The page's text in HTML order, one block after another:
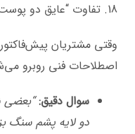
18. تفاوت “عایق دو پوست” با “تک لایه” در چیست؟
وقتی مشتریان
اصطلاحات فنی روبرو
سوال دقیق:“بعضی
دو لایه پشم سنگ